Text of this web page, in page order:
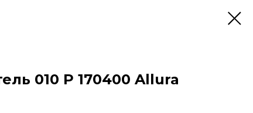
010 P 170400 Allura